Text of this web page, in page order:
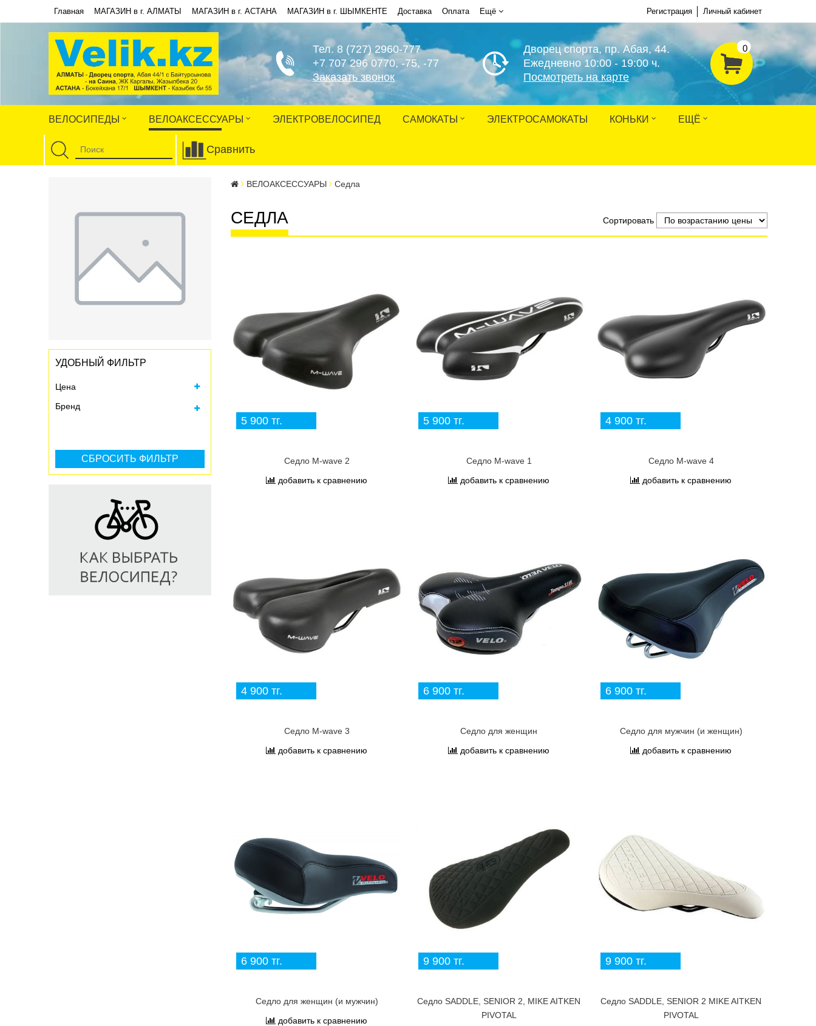
Главная МАГАЗИН в г. АЛМАТЫ МАГАЗИН в г. АСТАНА МАГАЗИН в г. ШЫМКЕНТЕ Доставка Оплата Ещё Регистрация Личный кабинет
Тел. 8 (727) 2960-777
+7 707 296 0770, -75, -77
Заказать звонок
Дворец спорта, пр. Абая, 44.
Ежедневно 10:00 - 19:00 ч.
Посмотреть на карте
0
ВЕЛОСИПЕДЫ ВЕЛОАКСЕССУАРЫ ЭЛЕКТРОВЕЛОСИПЕД САМОКАТЫ ЭЛЕКТРОСАМОКАТЫ КОНЬКИ ЕЩЁ
Сравнить
УДОБНЫЙ ФИЛЬТР
Цена
Бренд
M-WAVE (1)
Odyssey (3)
ВЕЛОАКСЕССУАРЫ Седла
СЕДЛА Сортировать
5 900 тг.
Седло M-wave 2
добавить к сравнению
5 900 тг.
Седло M-wave 1
добавить к сравнению
4 900 тг.
Седло M-wave 4
добавить к сравнению
4 900 тг.
Седло M-wave 3
добавить к сравнению
6 900 тг.
Седло для женщин
добавить к сравнению
6 900 тг.
Седло для мужчин (и женщин)
добавить к сравнению
6 900 тг.
Седло для женщин (и мужчин)
добавить к сравнению
9 900 тг.
Седло SADDLE, SENIOR 2, MIKE AITKEN
PIVOTAL
9 900 тг.
Седло SADDLE, SENIOR 2 MIKE AITKEN
PIVOTAL